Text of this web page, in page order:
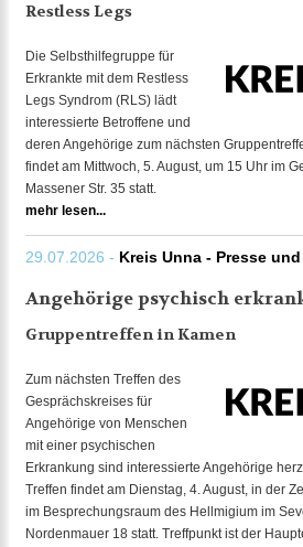
Restless Legs
Die Selbsthilfegruppe für
Erkrankte mit dem Restless
Legs Syndrom (RLS) lädt
interessierte Betroffene und
deren Angehörige zum nächsten
findet am Mittwoch, 5. August, um 15 Uhr im
Massener Str. 35 statt.
mehr lesen...
29.07.2026 - Kreis Unna - Presse
Angehörige psychisch
Gruppentreffen in Kamen
Zum nächsten Treffen des
Gesprächskreises für
Angehörige von Menschen
mit einer psychischen
Erkrankung sind interessierte Angehörige
Treffen findet am Dienstag, 4. August, in der
im Besprechungsraum des Hellmigium im
Nordenmauer 18 statt. Treffpunkt ist der